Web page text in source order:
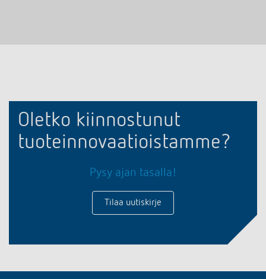
Oletko kiinnostunut
tuoteinnovaatioistamme?
Pysy ajan tasalla!
Tilaa uutiskirje